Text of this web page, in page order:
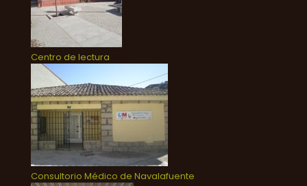
Centro de lectura
Consultorio Médico de Navalafuente